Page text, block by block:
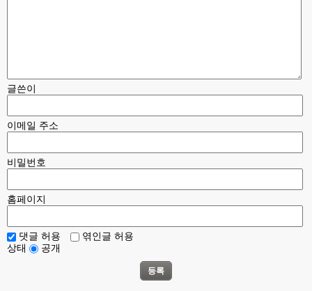
글쓴이
이메일 주소
비밀번호
홈페이지
댓글 허용
엮인글 허용
상태
공개
등록